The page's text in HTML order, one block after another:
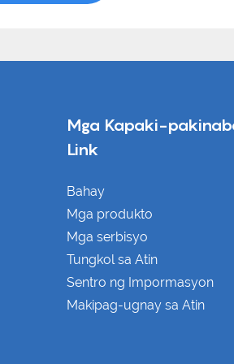
Mga Kapaki-
Link
Bahay
Mga produkto
Mga serbisyo
Tungkol sa Atin
Sentro ng Impormasyon
Makipag-ugnay sa Atin